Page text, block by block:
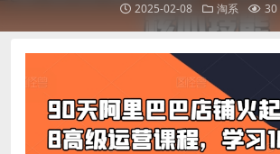
2025-02-08 淘系 30